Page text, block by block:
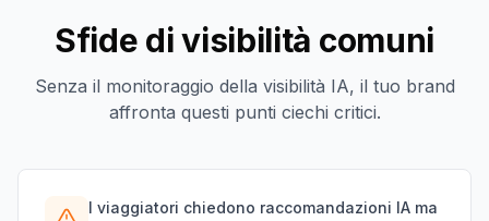
Sfide di visibilità comuni
Senza il monitoraggio della visibilità IA, il tuo brand
affronta questi punti ciechi critici.
I viaggiatori chiedono raccomandazioni IA ma